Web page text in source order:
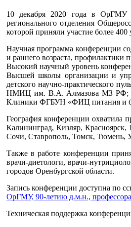
10 декабря 2020 года в ОрГМУ
регионального отделения
которой приняли участие более 400
Научная программа конференции
и раннего возраста, профилактики
Высокий научный уровень
Высшей школы организации и
детского научно-практического
НМИЦ им. В.А. Алмазова МЗ РФ;
Клиники ФГБУН «ФИЦ питания и
География конференции охватила
Калининград, Кизляр, Красноярск,
Сочи, Ставрополь, Томск, Тюмень,
Также в работе конференции
врачи-диетологи, врачи-
городов Оренбургской области.
Запись конференции доступна по
ОрГМУ, 90-летию д.м.н.,
Техническая поддержка